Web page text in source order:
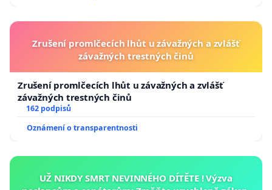
Zrušení promlčecích lhůt u závažných a zvlášť
závažných trestných činů
Zrušení promlčecích lhůt u závažných a zvlášť
závažných trestných činů
162 podpisů
Oznámení o transparentnosti
UŽ NIKDY SMRT NEVINNÉHO DÍTĚTE ! Výzva